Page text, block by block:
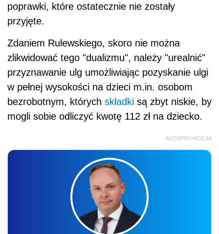
poprawki, które ostatecznie nie zostały
przyjęte.
Zdaniem Rulewskiego, skoro nie można
zlikwidować tego "dualizmu", należy "urealnić"
przyznawanie ulg umożliwiając pozyskanie ulgi
w pełnej wysokości na dzieci m.in. osobom
bezrobotnym, których składki są zbyt niskie, by
mogli sobie odliczyć kwotę 112 zł na dziecko.
AUTOPROMOCJA